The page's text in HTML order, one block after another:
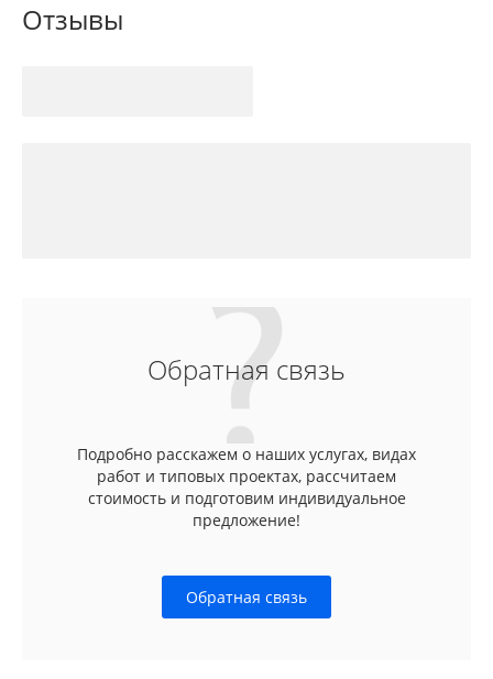
Отзывы
Обратная связь
Подробно расскажем о наших услугах, видах
работ и типовых проектах, рассчитаем
стоимость и подготовим индивидуальное
предложение!
Обратная связь